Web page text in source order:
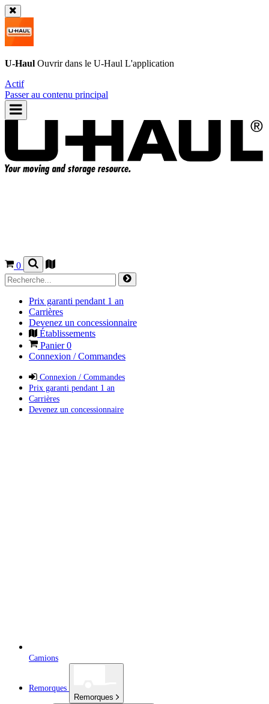
U-Haul Ouvrir dans le U-Haul L'application
Actif
Passer au contenu principal
0
Prix garanti pendant 1 an
Carrières
Devenez un concessionnaire
Établissements
Panier0
Connexion / Commandes
Connexion / Commandes
Prix garanti pendant 1 an
Carrières
Devenez un concessionnaire
Camions
Remorques
Remorques